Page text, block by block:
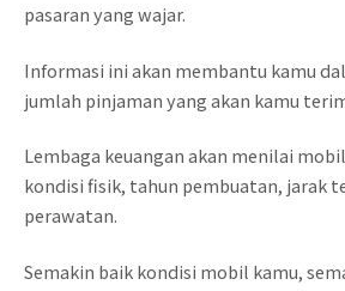
pasaran yang wajar.
Informasi ini akan membantu kamu
jumlah pinjaman yang akan kamu
Lembaga keuangan akan menilai
kondisi fisik, tahun pembuatan, jarak
perawatan.
Semakin baik kondisi mobil kamu,